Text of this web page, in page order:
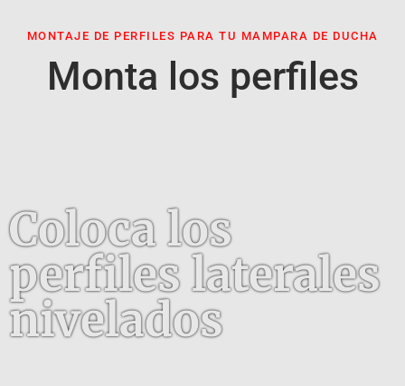
MONTAJE DE PERFILES PARA TU MAMPARA DE DUCHA
Monta los perfiles
Coloca los
perfiles laterales
nivelados